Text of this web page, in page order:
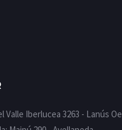
Valle Iberlucea 3263 - Lanús